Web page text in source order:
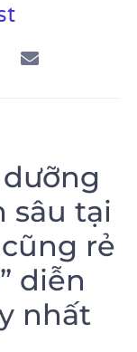
sâu tại
rẻ
diễn
nhất